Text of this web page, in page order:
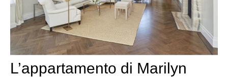
L’appartamento di Marilyn